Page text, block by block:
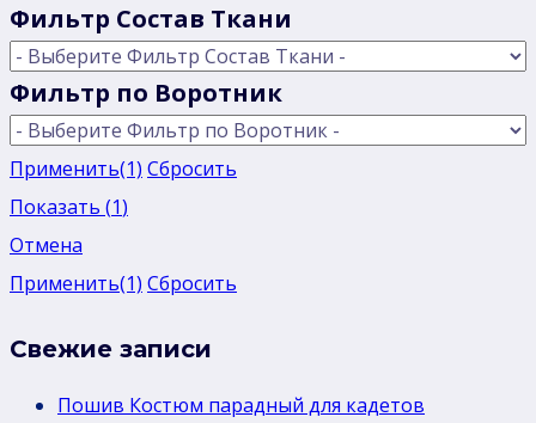
Фильтр Состав Ткани
Фильтр по Воротник
Применить(1) Сбросить
Показать (1)
Отмена
Применить(1) Сбросить
Свежие записи
Пошив Костюм парадный для кадетов